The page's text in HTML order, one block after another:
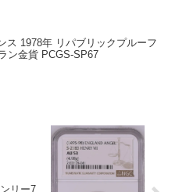
ス 1978年 リパブリックプルーフ
ン金貨 PCGS-SP67
リー7